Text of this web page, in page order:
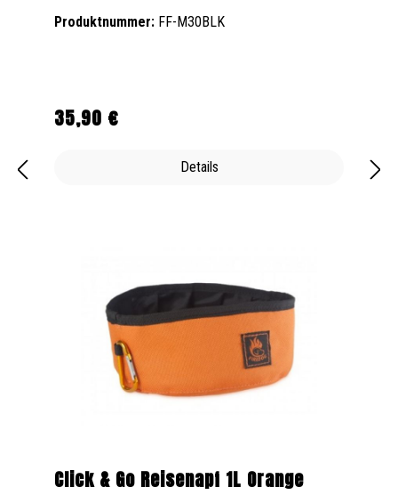
Produktnummer: FF-M30BLK
Regulärer Preis:
35,90 €
Details
Click & Go Reisenapf 1L Orange